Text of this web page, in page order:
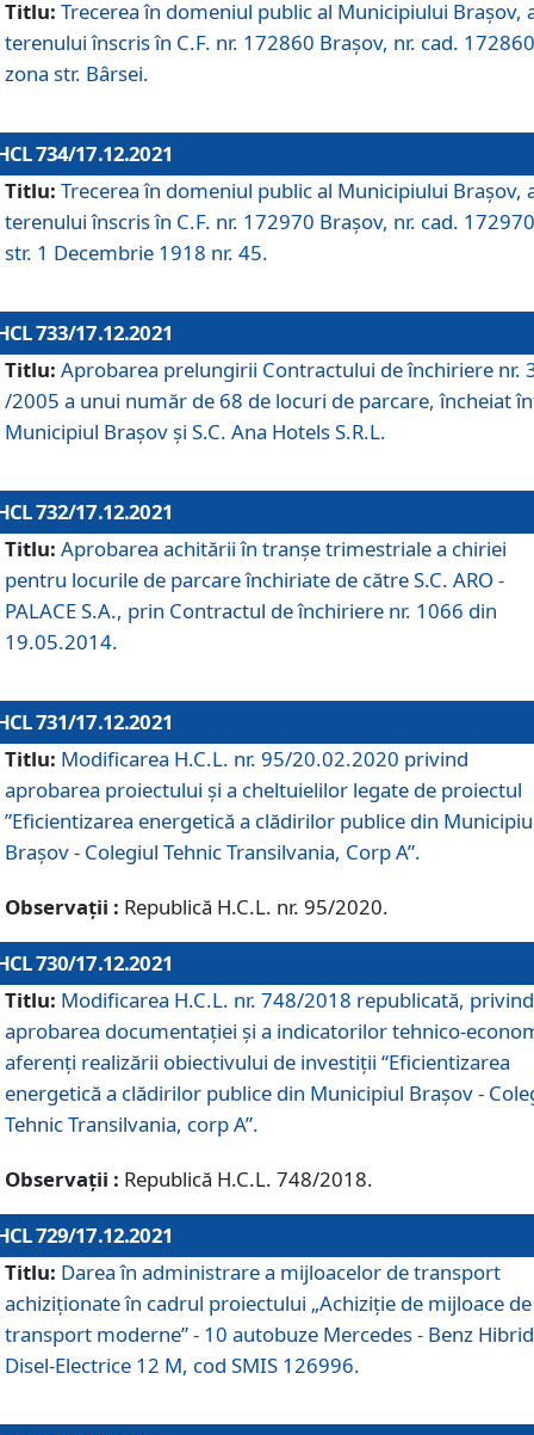
Titlu: Trecerea în domeniul public al Municipiului Braşov,
terenului înscris în C.F. nr. 172860 Brașov, nr. cad.
zona str. Bârsei.
734/17.12.2021
Titlu: Trecerea în domeniul public al Municipiului Braşov,
terenului înscris în C.F. nr. 172970 Brașov, nr. cad.
str. 1 Decembrie 1918 nr. 45.
733/17.12.2021
Titlu: Aprobarea prelungirii Contractului de închiriere nr.
/2005 a unui număr de 68 de locuri de parcare, încheiat
Municipiul Braşov şi S.C. Ana Hotels S.R.L.
732/17.12.2021
Titlu: Aprobarea achitării în tranșe trimestriale a chiriei
pentru locurile de parcare închiriate de către S.C. ARO -
PALACE S.A., prin Contractul de închiriere nr. 1066 din
19.05.2014.
731/17.12.2021
Titlu: Modificarea H.C.L. nr. 95/20.02.2020 privind
aprobarea proiectului și a cheltuielilor legate de proiectul
”Eficientizarea energetică a clădirilor publice din
Brașov - Colegiul Tehnic Transilvania, Corp A”.
Observații : Republică H.C.L. nr. 95/2020.
730/17.12.2021
Titlu: Modificarea H.C.L. nr. 748/2018 republicată, privind
aprobarea documentației și a indicatorilor tehnico-
aferenți realizării obiectivului de investiții “Eficientizarea
energetică a clădirilor publice din Municipiul Brașov -
Tehnic Transilvania, corp A”.
Observații : Republică H.C.L. 748/2018.
729/17.12.2021
Titlu: Darea în administrare a mijloacelor de transport
achiziționate în cadrul proiectului „Achiziţie de mijloace de
transport moderne” - 10 autobuze Mercedes - Benz Hibrid
Disel-Electrice 12 M, cod SMIS 126996.